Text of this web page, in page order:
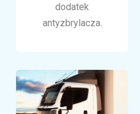
dodatek
antyzbrylacza.